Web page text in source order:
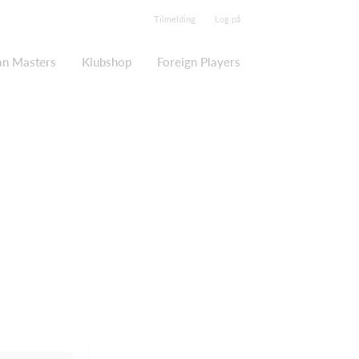
Tilmelding Log på
Masters Klubshop Foreign Players